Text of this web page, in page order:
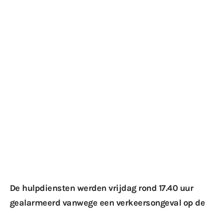
De hulpdiensten werden vrijdag rond 17.40 uur
gealarmeerd vanwege een verkeersongeval op de